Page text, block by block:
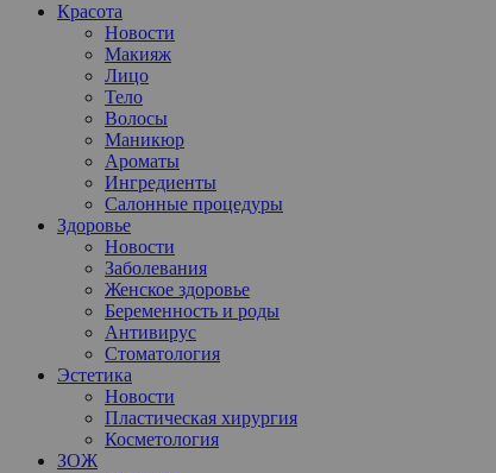
Красота
Новости
Макияж
Лицо
Тело
Волосы
Маникюр
Ароматы
Ингредиенты
Салонные процедуры
Здоровье
Новости
Заболевания
Женское здоровье
Беременность и роды
Антивирус
Стоматология
Эстетика
Новости
Пластическая хирургия
Косметология
ЗОЖ